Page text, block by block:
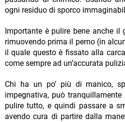
ogni residuo di sporco
Importante è pulire bene anche
rimuovendo prima il perno (in
il quale questo è fissato alla
come sempre ad un’accurata
Chi ha un po’ più di manico,
impegnativa, può
pulire tutto, e quindi passare a
avendo cura di partire dalla